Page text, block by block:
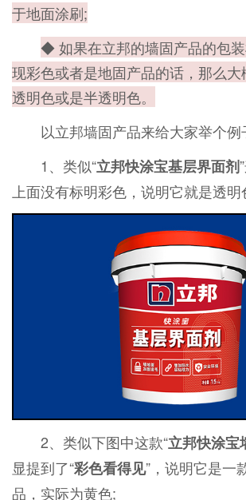
于地面涂刷;
◆ 如果在立邦的墙固产品的包
现彩色或者是地固产品的话，那么
透明色或是半透明色。
以立邦墙固产品来给大家举个例
1、类似“立邦快涂宝基层界面剂
上面没有标明彩色，说明它就是透
2、类似下图中这款“立邦快涂宝
显提到了“彩色看得见”，说明它是一
品，实际为黄色;